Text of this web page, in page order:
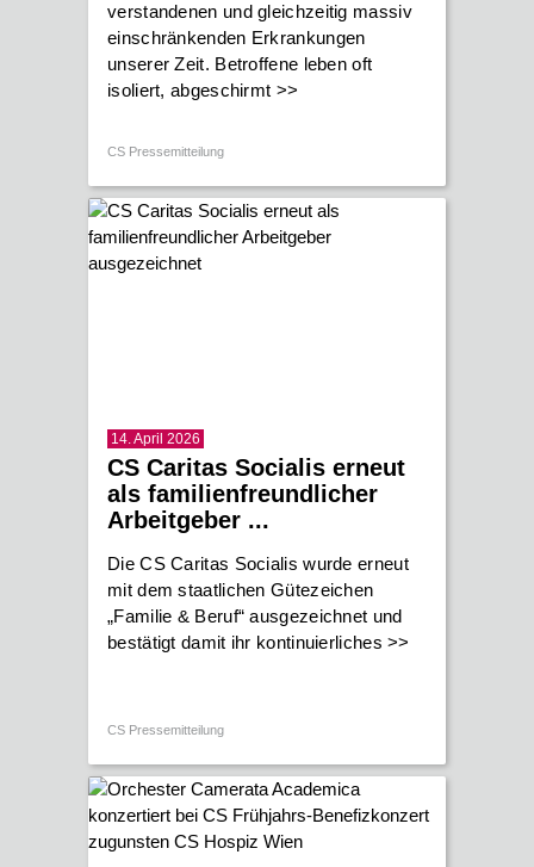
verstandenen und gleichzeitig massiv
einschränkenden Erkrankungen
unserer Zeit. Betroffene leben oft
isoliert, abgeschirmt >>
CS Pressemitteilung
14. April 2026
CS Caritas Socialis erneut
als familienfreundlicher
Arbeitgeber ...
Die CS Caritas Socialis wurde erneut
mit dem staatlichen Gütezeichen
„Familie & Beruf“ ausgezeichnet und
bestätigt damit ihr kontinuierliches>>
CS Pressemitteilung